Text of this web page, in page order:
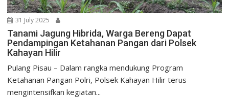
31 July 2025
Tanami Jagung Hibrida, Warga Bereng Dapat
Pendampingan Ketahanan Pangan dari Polsek
Kahayan Hilir
Pulang Pisau – Dalam rangka mendukung Program
Ketahanan Pangan Polri, Polsek Kahayan Hilir terus
mengintensifkan kegiatan...